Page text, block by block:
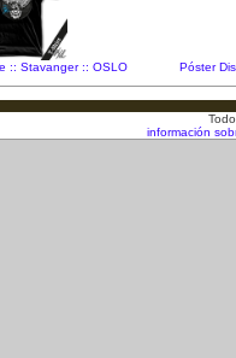
:: Stavanger :: OSLO Póster
información